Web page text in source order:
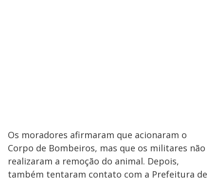
Os moradores afirmaram que acionaram o
Corpo de Bombeiros, mas que os militares não
realizaram a remoção do animal. Depois,
também tentaram contato com a Prefeitura de